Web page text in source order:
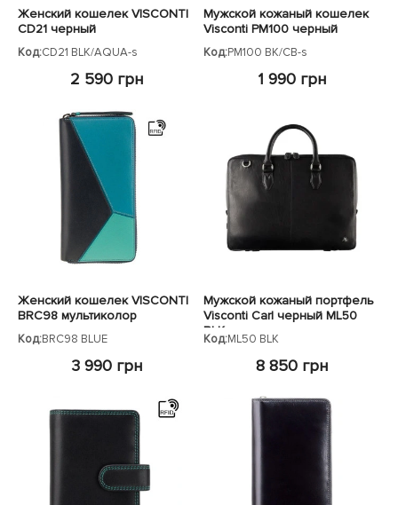
Женский кошелек VISCONTI
CD21 черный
Код:CD21 BLK/AQUA-s
2 590 грн
Мужской кожаный кошелек
Visconti PM100 черный
Код:PM100 BK/CB-s
1 990 грн
Женский кошелек VISCONTI
BRC98 мультиколор
Код:BRC98 BLUE
3 990 грн
Мужской кожаный портфель
Visconti Carl черный ML50
BLK
Код:ML50 BLK
8 850 грн